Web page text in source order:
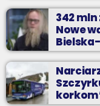
342
Nowe